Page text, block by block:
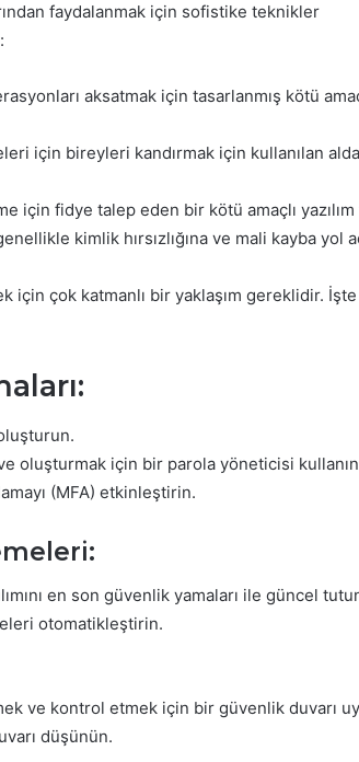
faydalanmak için sofistike teknikler
aksatmak için tasarlanmış kötü
için bireyleri kandırmak için kullanılan
için fidye talep eden bir kötü amaçlı
kimlik hırsızlığına ve mali kayba yol
çok katmanlı bir yaklaşım gereklidir. İşte
oluşturmak için bir parola yöneticisi
(MFA) etkinleştirin.
en son güvenlik yamaları ile güncel
otomatikleştirin.
ve kontrol etmek için bir güvenlik duvarı
düşünün.